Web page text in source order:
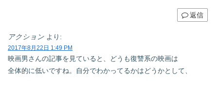
返信
アクション より:
2017年8月22日 1:49 PM
映画男さんの記事を見ていると、どうも復讐系の映画は
全体的に低いですね。自分でわかってるかはどうかとして、